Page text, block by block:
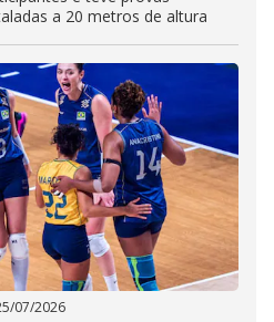
a 20 metros de altura
07/2026